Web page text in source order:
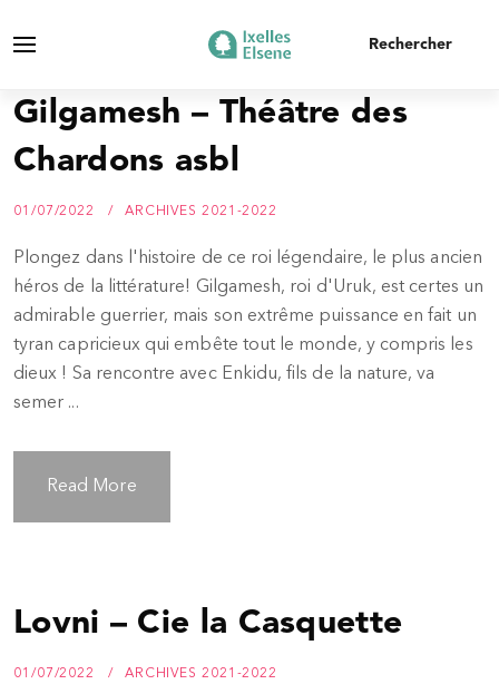
Gilgamesh – Théâtre des
Chardons asbl
01/07/2022 ARCHIVES 2021-2022
Plongez dans l'histoire de ce roi légendaire, le plus ancien
héros de la littérature! Gilgamesh, roi d'Uruk, est certes un
admirable guerrier, mais son extrême puissance en fait un
tyran capricieux qui embête tout le monde, y compris les
dieux ! Sa rencontre avec Enkidu, fils de la nature, va
semer ...
Read More
Lovni – Cie la Casquette
01/07/2022 ARCHIVES 2021-2022